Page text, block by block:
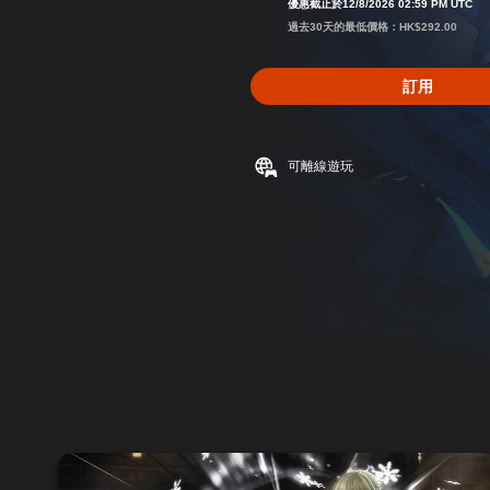
優惠截止於12/8/2026 02:59 PM UTC
過去30天的最低價格：HK$292.00
訂用
可離線遊玩